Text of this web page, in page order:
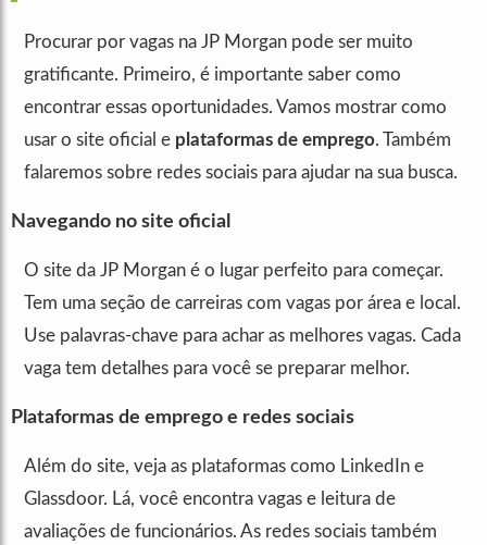
Procurar por vagas na JP Morgan pode ser muito
gratificante. Primeiro, é importante saber como
encontrar essas oportunidades. Vamos mostrar como
usar o site oficial e plataformas de emprego. Também
falaremos sobre redes sociais para ajudar na sua busca.
Navegando no site oficial
O site da JP Morgan é o lugar perfeito para começar.
Tem uma seção de carreiras com vagas por área e local.
Use palavras-chave para achar as melhores vagas. Cada
vaga tem detalhes para você se preparar melhor.
Plataformas de emprego e redes sociais
Além do site, veja as plataformas como LinkedIn e
Glassdoor. Lá, você encontra vagas e leitura de
avaliações de funcionários. As redes sociais também